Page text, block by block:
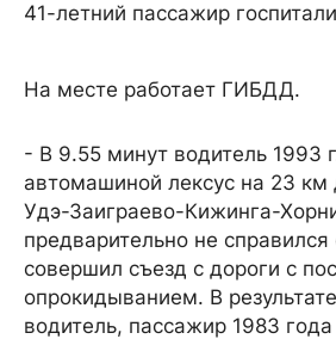
41-летний пассажир
На месте работает ГИБДД.
- В 9.55 минут водитель 1993
автомашиной лексус на 23 км
Удэ-Заиграево-Кижинга-
предварительно не
совершил съезд с дороги с
опрокидыванием. В
водитель, пассажир 1983